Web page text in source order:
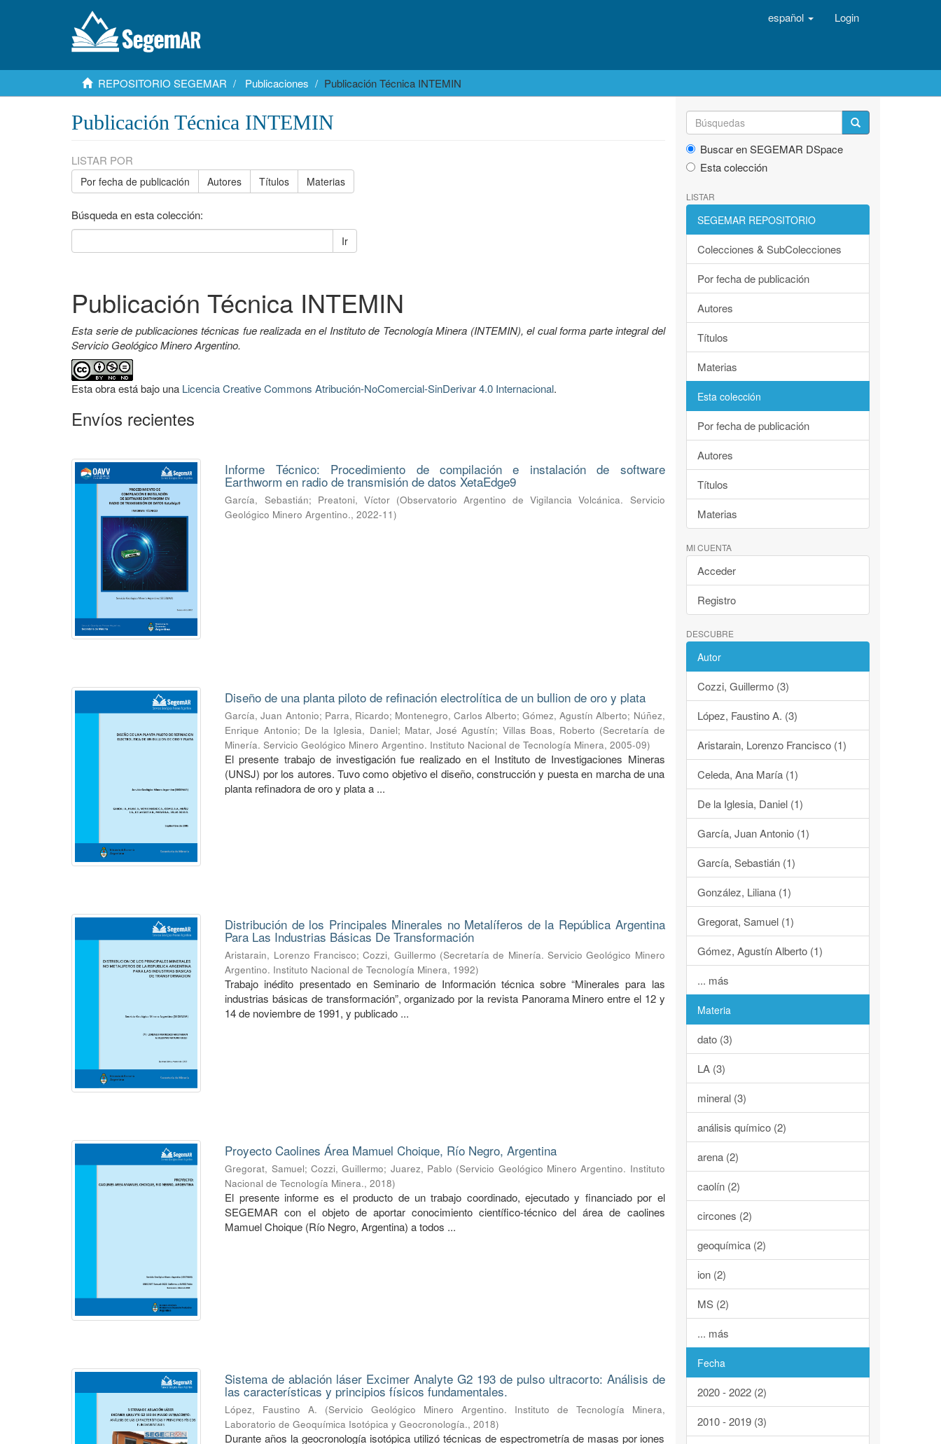
español Login
REPOSITORIO SEGEMAR Publicaciones Publicación Técnica INTEMIN
Publicación Técnica INTEMIN
LISTAR POR
Por fecha de publicación Autores Títulos Materias
Búsqueda en esta colección:
Ir
Publicación Técnica INTEMIN
Esta serie de publicaciones técnicas fue realizada en el Instituto de Tecnología Minera (INTEMIN), el cual forma parte integral del
Servicio Geológico Minero Argentino.
Esta obra está bajo una Licencia Creative Commons Atribución-NoComercial-SinDerivar 4.0 Internacional.
Envíos recientes
Informe Técnico: Procedimiento de compilación e instalación de software
Earthworm en radio de transmisión de datos XetaEdge9
García, Sebastián; Preatoni, Víctor (Observatorio Argentino de Vigilancia Volcánica. Servicio
Geológico Minero Argentino.,2022-11)
Diseño de una planta piloto de refinación electrolítica de un bullion de oro y plata
García, Juan Antonio; Parra, Ricardo; Montenegro, Carlos Alberto;Gómez, Agustín Alberto; Núñez,
Enrique Antonio; De la Iglesia, Daniel; Matar, José Agustín; Villas Boas, Roberto (Secretaría de
Minería. Servicio Geológico Minero Argentino. Instituto Nacional de Tecnología Minera,2005-09)
El presente trabajo de investigación fue realizado en el Instituto de Investigaciones Mineras
(UNSJ) por los autores. Tuvo como objetivo el diseño, construcción y puesta en marcha de una
planta refinadora de oro y plata a ...
Distribución de los Principales Minerales no Metalíferos de la República Argentina
Para Las Industrias Básicas De Transformación
Aristarain, Lorenzo Francisco;Cozzi, Guillermo (Secretaría de Minería. Servicio Geológico Minero
Argentino. Instituto Nacional de Tecnología Minera, 1992)
Trabajo inédito presentado en Seminario de Información técnica sobre “Minerales para las
industrias básicas de transformación”, organizado por la revista Panorama Minero entre el 12 y
14 de noviembre de 1991, y publicado ...
Proyecto Caolines Área Mamuel Choique, Río Negro, Argentina
Gregorat, Samuel; Cozzi, Guillermo; Juarez, Pablo (Servicio Geológico Minero Argentino. Instituto
Nacional de Tecnología Minera.,2018)
El presente informe es el producto de un trabajo coordinado, ejecutado y financiado por el
SEGEMAR con el objeto de aportar conocimiento científico-técnico del área de caolines
Mamuel Choique (Río Negro, Argentina) a todos ...
Sistema de ablación láser Excimer Analyte G2 193 de pulso ultracorto: Análisis de
las características y principios físicos fundamentales.
López, Faustino A. (Servicio Geológico Minero Argentino. Instituto de Tecnología Minera,
Laboratorio de Geoquímica Isotópica y Geocronología.,2018)
Durante años la geocronología isotópica utilizó técnicas de espectrometría de masas por iones
Buscar en SEGEMAR DSpace
Esta colección
LISTAR
SEGEMAR REPOSITORIO
Colecciones & SubColecciones
Por fecha de publicación
Autores
Títulos
Materias
Esta colección
Por fecha de publicación
Autores
Títulos
Materias
MI CUENTA
Acceder
Registro
DESCUBRE
Autor
Cozzi, Guillermo (3)
López, Faustino A. (3)
Aristarain, Lorenzo Francisco (1)
Celeda, Ana María (1)
De la Iglesia, Daniel (1)
García, Juan Antonio (1)
García, Sebastián (1)
González, Liliana (1)
Gregorat, Samuel (1)
Gómez, Agustín Alberto (1)
... más
Materia
dato (3)
LA (3)
mineral (3)
análisis químico (2)
arena (2)
caolín (2)
circones (2)
geoquímica (2)
ion (2)
MS (2)
... más
Fecha
2020 - 2022 (2)
2010 - 2019 (3)